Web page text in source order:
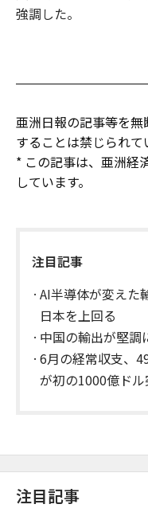
強調した。
亜洲日報の記事等を
することは禁じられて
* この記事は、亜洲経
しています。
注目記事
AI半導体が変えた
日本を上回る
中国の輸出が堅調
6月の経常収支、
が初の1000億ド
注目記事